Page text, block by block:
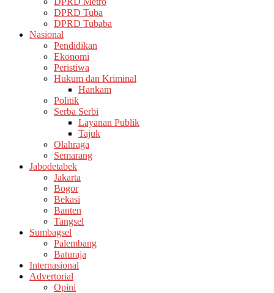
DPRD Tuba
DPRD Tubaba
Nasional
Pendidikan
Ekonomi
Peristiwa
Hukum dan Kriminal
Hankam
Politik
Serba Serbi
Layanan Publik
Tajuk
Olahraga
Semarang
Jabodetabek
Jakarta
Bogor
Bekasi
Banten
Tangsel
Sumbagsel
Palembang
Baturaja
Internasional
Advertorial
Opini